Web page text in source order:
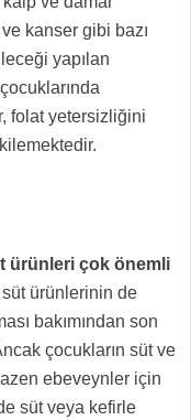
kanser gibi bazı
yapılan
folat yetersizliğini
ürünleri çok önemli
ürünlerinin de
bakımından son
çocukların süt ve
ebeveynler için
süt veya kefirle